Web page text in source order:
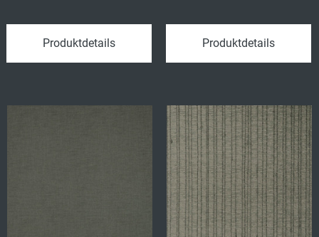
Produktdetails Produktdetails